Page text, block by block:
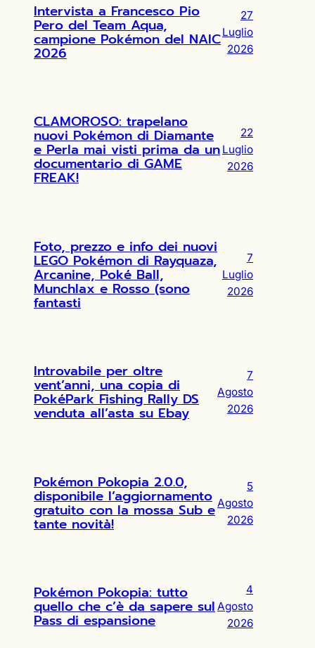
Intervista a Francesco Pio
Pero del Team Aqua,
campione Pokémon del NAIC
2026
27
Luglio
2026
CLAMOROSO: trapelano
nuovi Pokémon di Diamante
e Perla mai visti prima da un
documentario di GAME
FREAK!
22
Luglio
2026
Foto, prezzo e info dei nuovi
LEGO Pokémon di Rayquaza,
Arcanine, Poké Ball,
Munchlax e Rosso (sono
fantasti
7
Luglio
2026
Introvabile per oltre
vent’anni, una copia di
PokéPark Fishing Rally DS
venduta all’asta su Ebay
7
Agosto
2026
Pokémon Pokopia 2.0.0,
disponibile l’aggiornamento
gratuito con la mossa Sub e
tante novità!
5
Agosto
2026
Pokémon Pokopia: tutto
quello che c’è da sapere sul
Pass di espansione
4
Agosto
2026